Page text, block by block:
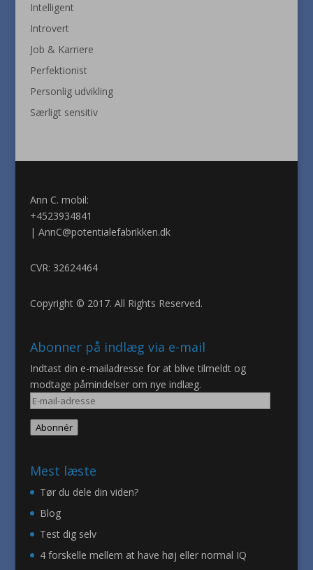
Intelligent
Introvert
Job & Karriere
Perfektionist
Personlig udvikling
Særligt sensitiv
Ann C. mobil:
+4523934841
| AnnC@potentialefabrikken.dk
CVR: 32624464
Copyright © 2017. All Rights Reserved.
Abonner på indlæg via e-mail
Indtast din e-mailadresse for at blive tilmeldt og
modtage påmindelser om nye indlæg.
E-
adresse
Abonnér
Mest læste
Tør du dele din viden?
Blog
Test dig selv
4 forskelle mellem at have høj eller normal IQ